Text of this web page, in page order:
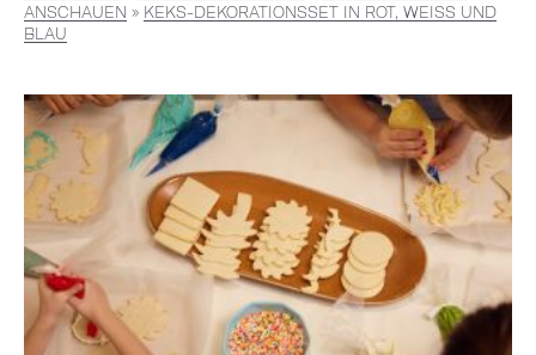
ANSCHAUEN » KEKS-DEKORATIONSSET IN ROT, WEISS UND B
LAU